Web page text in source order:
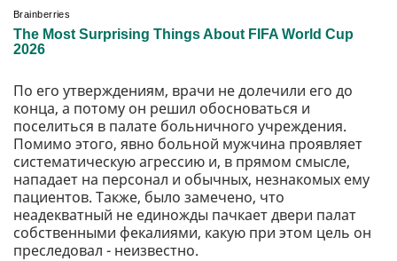
По его утверждениям, врачи не долечили его до
конца, а потому он решил обосноваться и
поселиться в палате больничного учреждения.
Помимо этого, явно больной мужчина проявляет
систематическую агрессию и, в прямом смысле,
нападает на персонал и обычных, незнакомых ему
пациентов. Также, было замечено, что
неадекватный не единожды пачкает двери палат
собственными фекалиями, какую при этом цель он
преследовал - неизвестно.